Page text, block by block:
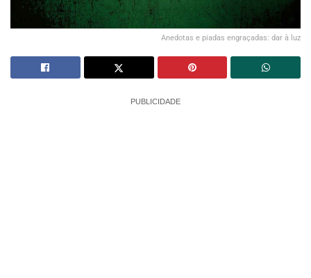
Anedotas e piadas engraçadas: dar à luz
PUBLICIDADE